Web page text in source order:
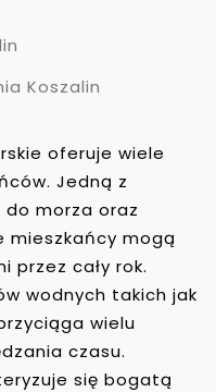
Koszalin
oferuje wiele
Jedną z
do morza oraz
mieszkańcy mogą
przez cały rok.
wodnych takich jak
wielu
czasu.
się bogatą